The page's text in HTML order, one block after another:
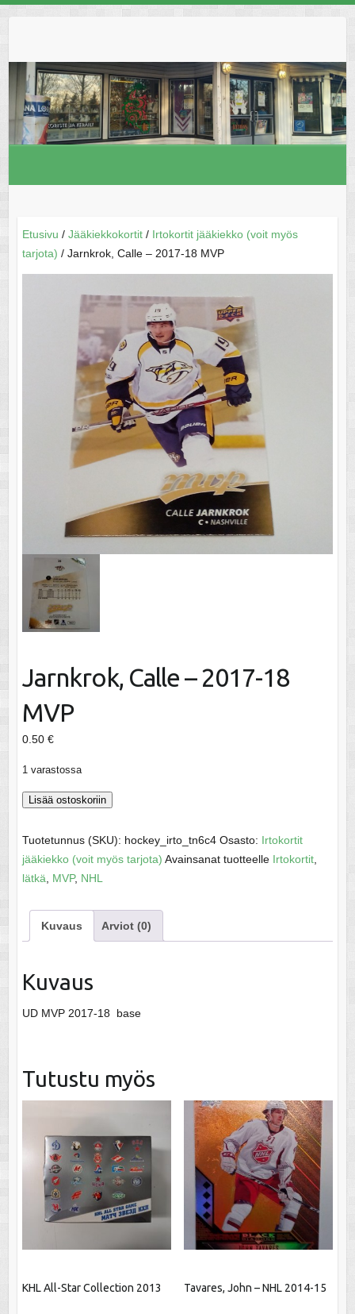
Etusivu / Jääkiekkokortit/ Irtokortit jääkiekko (voit myös
tarjota) / Jarnkrok, Calle – 2017-18 MVP
Jarnkrok, Calle – 2017-18
MVP
0.50 €
1 varastossa
Jarnkrok,
-
2017-
18
määrä
Lisää ostoskoriin
Tuotetunnus (SKU): hockey_irto_tn6c4 Osasto: Irtokortit
jääkiekko (voit myös tarjota) Avainsanat tuotteelle Irtokortit,
lätkä, MVP, NHL
Kuvaus Arviot (0)
Kuvaus
UD MVP 2017-18 base
Tutustu myös
KHL All-Star Collection 2013 Tavares, John – NHL 2014-15